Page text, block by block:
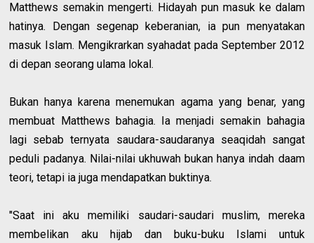
Matthews semakin mengerti. Hidayah pun masuk ke dalam
hatinya. Dengan segenap keberanian, ia pun menyatakan
masuk Islam. Mengikrarkan syahadat pada September 2012
di depan seorang ulama lokal.
Bukan hanya karena menemukan agama yang benar, yang
membuat Matthews bahagia. Ia menjadi semakin bahagia
lagi sebab ternyata saudara-saudaranya seaqidah sangat
peduli padanya. Nilai-nilai ukhuwah bukan hanya indah daam
teori, tetapi ia juga mendapatkan buktinya.
"Saat ini aku memiliki saudari-saudari muslim, mereka
membelikan aku hijab dan buku-buku Islami untuk